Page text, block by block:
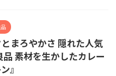
まろやかさ 隠れた人気
品 素材を生かしたカレー
』